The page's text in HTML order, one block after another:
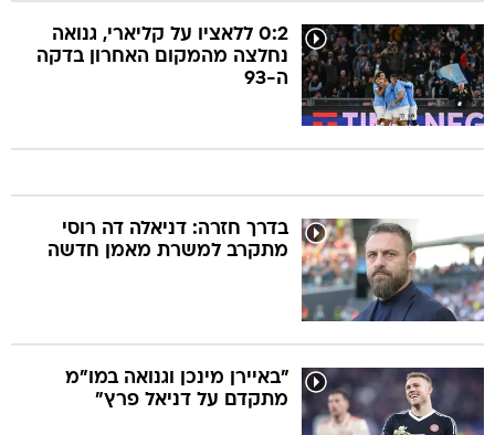
0:2 ללאציו על קליארי, גנואה
נחלצה מהמקום האחרון בדקה
ה-93
בדרך חזרה: דניאלה דה רוסי
מתקרב למשרת מאמן חדשה
"באיירן מינכן וגנואה במו"מ
מתקדם על דניאל פרץ"